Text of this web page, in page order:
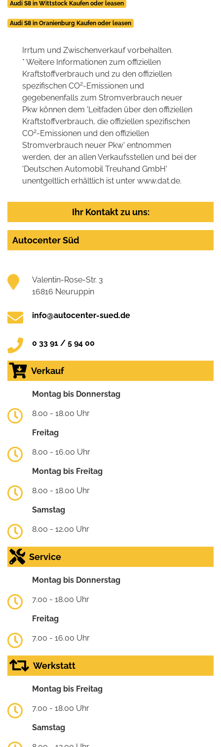
Audi S8 in Wittstock Kaufen oder leasen
Audi S8 in Oranienburg Kaufen oder leasen
Irrtum und Zwischenverkauf vorbehalten.
* Weitere Informationen zum offiziellen
Kraftstoffverbrauch und zu den offiziellen
spezifischen CO2-Emissionen und
gegebenenfalls zum Stromverbrauch neuer
Pkw können dem 'Leitfaden über den offiziellen
Kraftstoffverbrauch, die offiziellen spezifischen
CO2-Emissionen und den offiziellen
Stromverbrauch neuer Pkw' entnommen
werden, der an allen Verkaufsstellen und bei der
'Deutschen Automobil Treuhand GmbH'
unentgeltlich erhältlich ist unter www.dat.de.
Ihr Kontakt zu uns:
Autocenter Süd
Valentin-Rose-Str. 3
16816 Neuruppin
info@autocenter-sued.de
0 33 91 / 5 94 00
Verkauf
Montag bis Donnerstag
8.00 - 18.00 Uhr
Freitag
8.00 - 16.00 Uhr
Montag bis Freitag
8.00 - 18.00 Uhr
Samstag
8.00 - 12.00 Uhr
Service
Montag bis Donnerstag
7.00 - 18.00 Uhr
Freitag
7.00 - 16.00 Uhr
Werkstatt
Montag bis Freitag
7.00 - 18.00 Uhr
Samstag